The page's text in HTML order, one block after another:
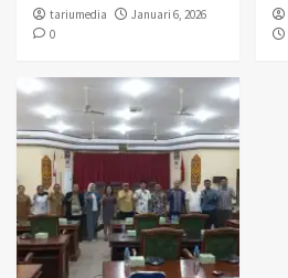
tariumedia
Januari 6, 2026
0